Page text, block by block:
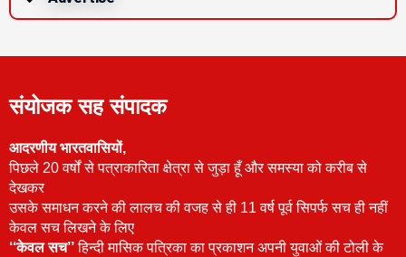
संयोजक सह संपादक
आदरणीय भारतवासियों,
पिछले 20 वर्षों से पत्राकारिता क्षेत्रा से जुड़ा हूँ और समस्या को करीब से
देखकर
उसके समाधन करने की लालच की वजह से ही 11 वर्ष पूर्व सिपर्फ सच ही नहीं
केवल सच लिखने के लिए
‘‘केवल सच’’हिन्दी मासिक पत्रिका का प्रकाशन अपनी युवाओं की टोली के